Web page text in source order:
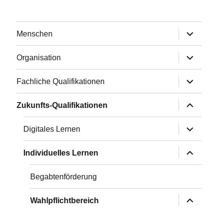
Menschen
anzeigen
Organisation
anzeigen
Fachliche Qualifikationen
anzeigen
Zukunfts-Qualifikationen
anzeigen
Digitales Lernen
anzeigen
Individuelles Lernen
anzeigen
Begabtenförderung
Wahlpflichtbereich
anzeigen